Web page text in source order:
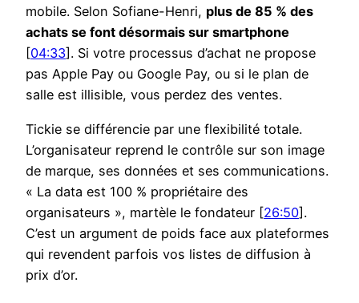
mobile. Selon Sofiane-Henri, plus de 85 % des
achats se font désormais sur smartphone
[04:33]. Si votre processus d’achat ne propose
pas Apple Pay ou Google Pay, ou si le plan de
salle est illisible, vous perdez des ventes.
Tickie se différencie par une flexibilité totale.
L’organisateur reprend le contrôle sur son image
de marque, ses données et ses communications.
« La data est 100 % propriétaire des
organisateurs », martèle le fondateur [26:50].
C’est un argument de poids face aux plateformes
qui revendent parfois vos listes de diffusion à
prix d’or.